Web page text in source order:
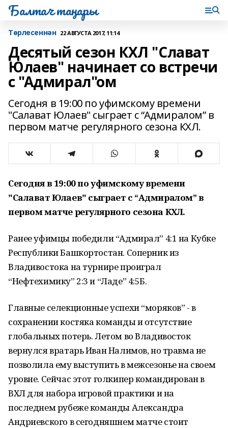
Балтач таңнары
Tөрлесеннән 22 АВГУСТА 2017, 11:14
Десятый сезон КХЛ "Слават
Юлаев" начинает со встречи
с "Адмирал"ом
Сегодня в 19:00 по уфимскому времени
"Салават Юлаев" сыграет с “Адмиралом” в
первом матче регулярного сезона КХЛ.
Сегодня в 19:00 по уфимскому времени
"Салават Юлаев" сыграет с “Адмиралом” в
первом матче регулярного сезона КХЛ.
Ранее уфимцы победили “Адмирал” 4:1 на Кубке
Республики Башкортостан. Соперник из
Владивостока на турнире проиграл
“Нефтехимику” 2:3 и “Ладе” 4:5Б.
Главные селекционные успехи “моряков” - в
сохранении костяка команды и отсутствие
глобальных потерь. Летом во Владивосток
вернулся вратарь Иван Налимов, но травма не
позволила ему выступить в межсезонье на своем
уровне. Сейчас этот голкипер командирован в
ВХЛ для набора игровой практики и на
последнем рубеже команды Александра
Андриевского в сегодняшнем матче стоит